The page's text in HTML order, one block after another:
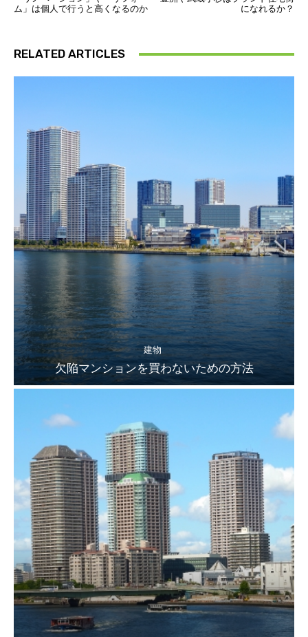
ム」は個人で行うと高くなるのか
になれるか？
RELATED ARTICLES
建物
欠陥マンションを買わないための方法